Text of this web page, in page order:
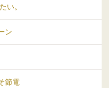
い。
ン
節電